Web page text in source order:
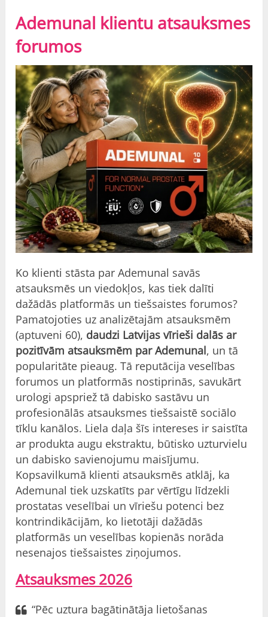
Ademunal klientu atsauksmes
forumos
Ko klienti stāsta par Ademunal savās
atsauksmēs un viedokļos, kas tiek dalīti
dažādās platformās un tiešsaistes forumos?
Pamatojoties uz analizētajām atsauksmēm
(aptuveni 60), daudzi Latvijas vīrieši dalās ar
pozitīvām atsauksmēm par Ademunal, un tā
popularitāte pieaug. Tā reputācija veselības
forumos un platformās nostiprinās, savukārt
urologi apspriež tā dabisko sastāvu un
profesionālās atsauksmes tiešsaistē sociālo
tīklu kanālos. Liela daļa šīs intereses ir saistīta
ar produkta augu ekstraktu, būtisko uzturvielu
un dabisko savienojumu maisījumu.
Kopsavilkumā klienti atsauksmēs atklāj, ka
Ademunal tiek uzskatīts par vērtīgu līdzekli
prostatas veselībai un vīriešu potenci bez
kontrindikācijām, ko lietotāji dažādās
platformās un veselības kopienās norāda
nesenajos tiešsaistes ziņojumos.
Atsauksmes 2026
“Pēc uztura bagātinātāja lietošanas